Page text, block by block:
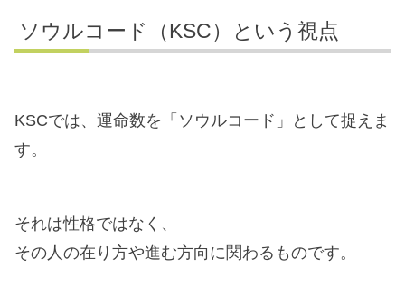
ソウルコード（KSC）という視点
KSCでは、運命数を「ソウルコード」として捉えま
す。
それは性格ではなく、
その人の在り方や進む方向に関わるものです。